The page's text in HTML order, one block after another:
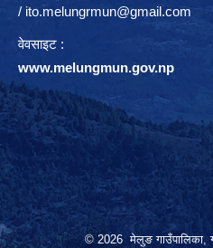
/ ito.melungrmun@gmail.com
वेवसाइट :
www.melungmun.gov.np
© 2026 मेलुङ गाउँपालिका,